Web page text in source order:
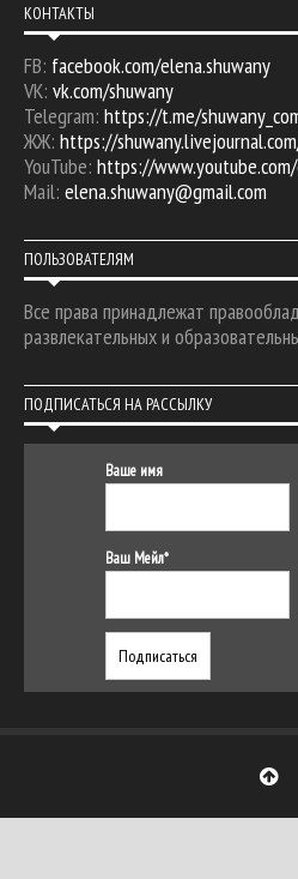
КОНТАКТЫ
FB: facebook.com/elena.shuwany
VK: vk.com/shuwany
Telegram: https://t.me/
ЖЖ: https://
YouTube: https://
Mail: elena.shuwany@gmail.com
ПОЛЬЗОВАТЕЛЯМ
Все права принадлежат
развлекательных и
ПОДПИСАТЬСЯ НА РАССЫЛКУ
Ваше имя
Ваш Мейл*